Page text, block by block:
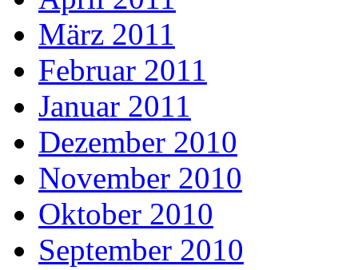
März 2011
Februar 2011
Januar 2011
Dezember 2010
November 2010
Oktober 2010
September 2010